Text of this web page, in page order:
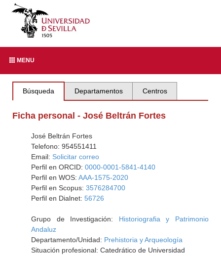
MENU
Búsqueda Departamentos Centros
Ficha personal - José Beltrán Fortes
José Beltrán Fortes
Telefono: 954551411
Email: Solicitar correo
Perfil en ORCID: 0000-0001-5841-4140
Perfil en WOS: AAA-1575-2020
Perfil en Scopus: 3576284700
Perfil en Dialnet: 56726
Grupo de Investigación: Historiografia y Patrimonio
Andaluz
Departamento/Unidad: Prehistoria y Arqueología
Situación profesional: Catedrático de Universidad